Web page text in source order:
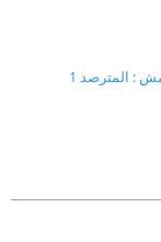
: المترصد 1